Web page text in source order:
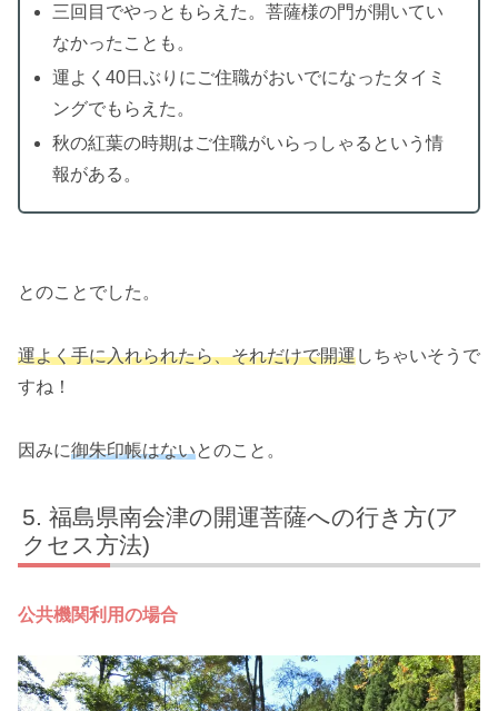
三回目でやっともらえた。菩薩様の門が開いてい
なかったことも。
運よく40日ぶりにご住職がおいでになったタイミ
ングでもらえた。
秋の紅葉の時期はご住職がいらっしゃるという情
報がある。
とのことでした。
運よく手に入れられたら、それだけで開運しちゃいそうで
すね！
因みに御朱印帳はないとのこと。
福島県南会津の開運菩薩への行き方(ア
クセス方法)
公共機関利用の場合